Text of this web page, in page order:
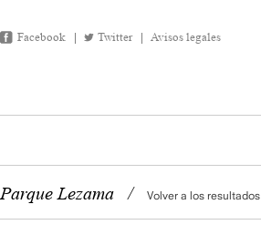
Facebook Twitter Avisos legales
Parque Lezama / Volver a los resultados